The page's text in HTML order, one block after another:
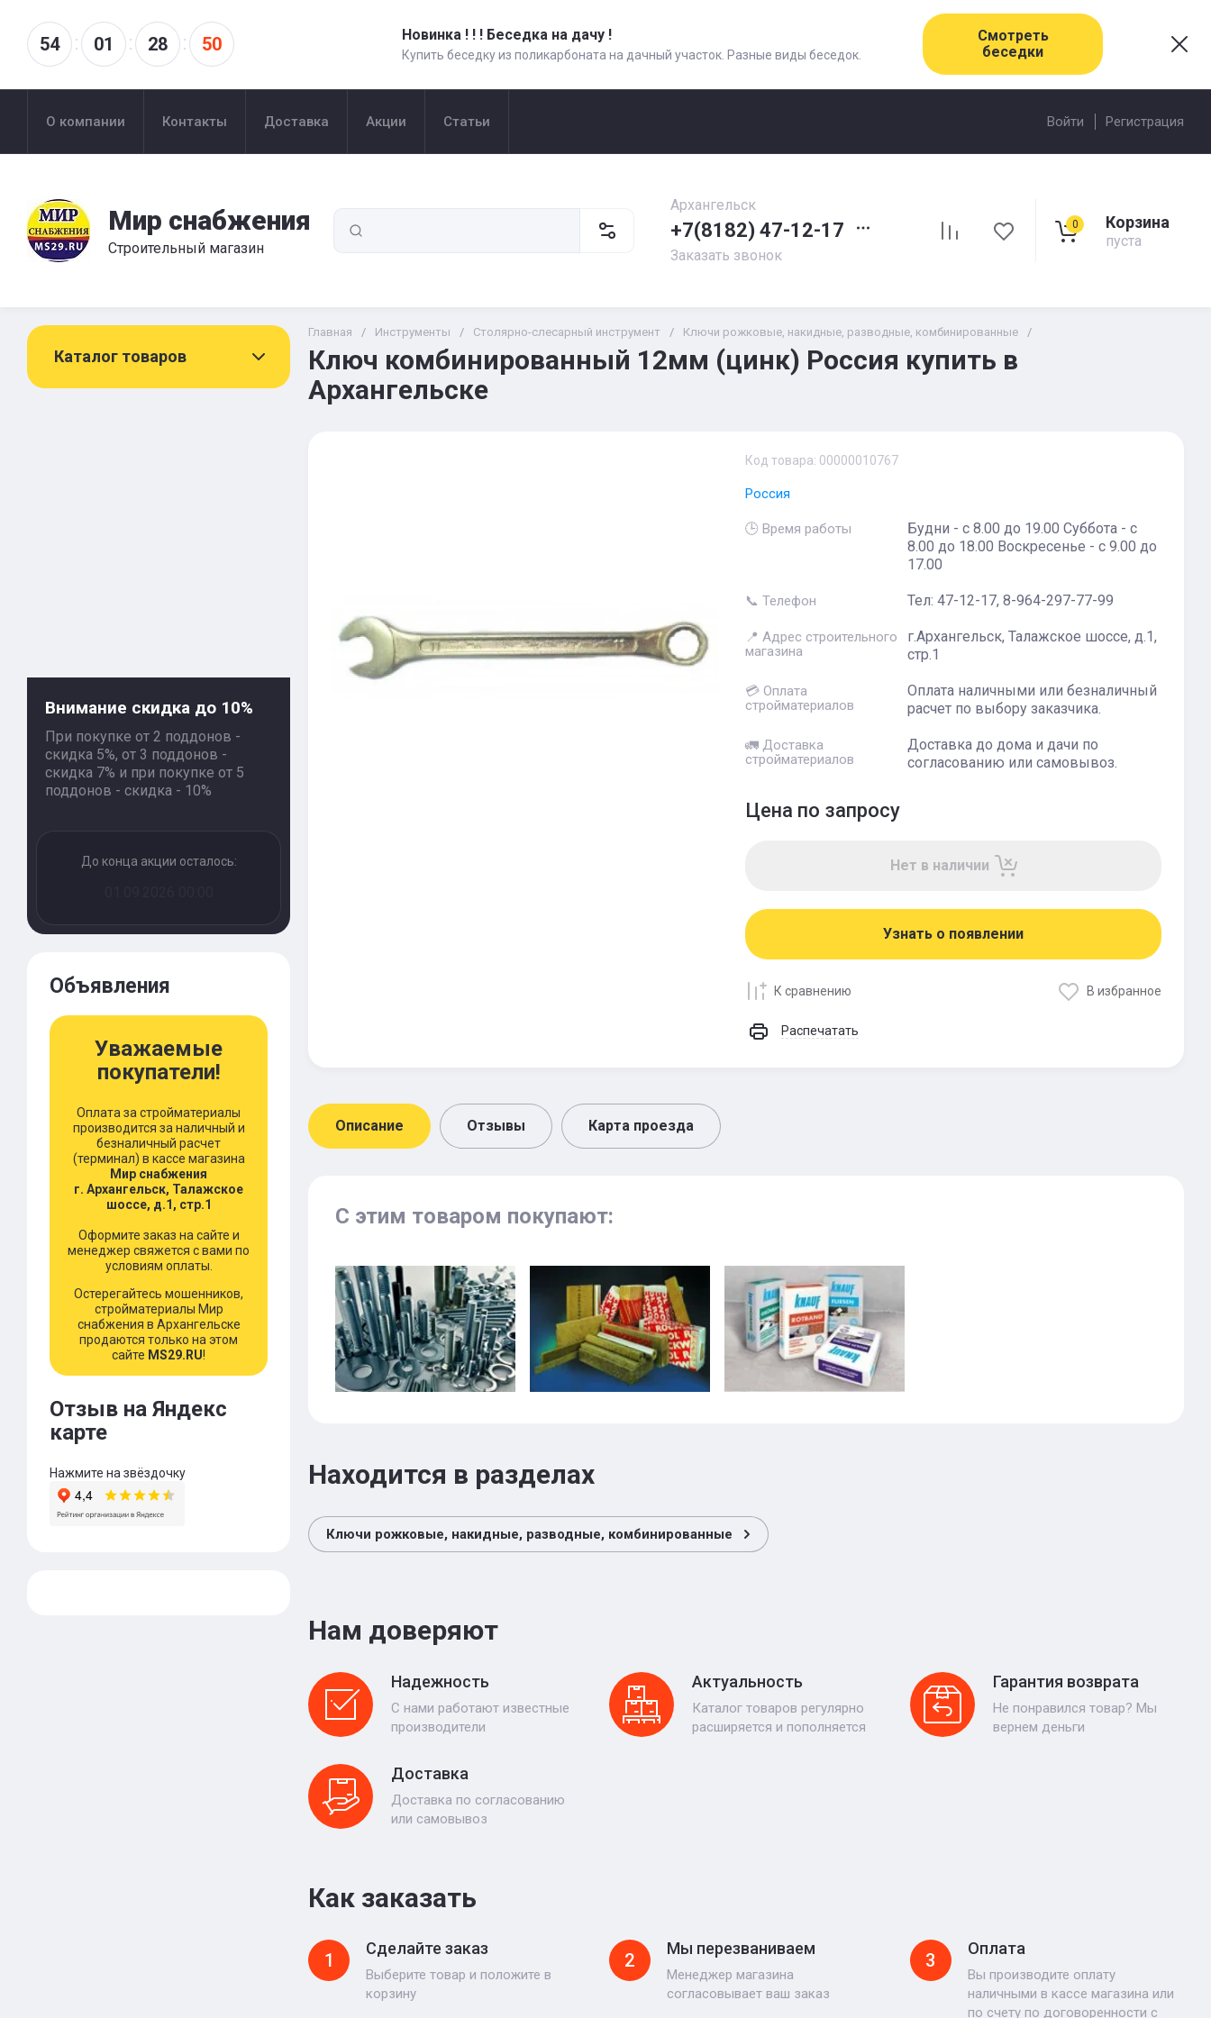
54 01 28 49 Новинка ! ! ! Беседка на дачу !
Купить беседку из поликарбоната на дачный участок. Разные виды беседок.
Смотреть
беседки
О компании Контакты Доставка Акции Статьи Войти Регистрация
Мир снабжения
Строительный магазин
Архангельск
+7(8182) 47-12-17
Заказать звонок
0 Корзина
пуста
Каталог товаров
Внимание скидка до 10%
При покупке от 2 поддонов -
скидка 5%, от 3 поддонов -
скидка 7% и при покупке от 5
поддонов - скидка - 10%
До конца акции осталось:
Объявления
Уважаемые
покупатели!
Оплата за стройматериалы
производится за наличный и
безналичный расчет
(терминал) в кассе магазина
Мир снабжения
г. Архангельск, Талажское
шоссе, д.1, стр.1
Оформите заказ на сайте и
менеджер свяжется с вами по
условиям оплаты.
Остерегайтесь мошенников,
стройматериалы Мир
снабжения в Архангельске
продаются только на этом
сайте MS29.RU!
Отзыв на Яндекс
карте
Нажмите на звёздочку
Главная / Инструменты / Столярно-слесарный инструмент / Ключи рожковые, накидные, разводные, комбинированные /
Ключ комбинированный 12мм (цинк) Россия купить в
Архангельске
Код товара: 00000010767
Россия
🕒 Время работы
Будни - с 8.00 до 19.00 Суббота - с
8.00 до 18.00 Воскресенье - с 9.00 до
17.00
📞 Телефон Тел: 47-12-17, 8-964-297-77-99
📍 Адрес строительного
магазина
г.Архангельск, Талажское шоссе, д.1,
стр.1
💳 Оплата
стройматериалов
Оплата наличными или безналичный
расчет по выбору заказчика.
🚛 Доставка
стройматериалов
Доставка до дома и дачи по
согласованию или самовывоз.
Цена по запросу
Нет в наличии
Узнать о появлении
К сравнению В избранное
Распечатать
Описание Отзывы Карта проезда
С этим товаром покупают:
Находится в разделах
Ключи рожковые, накидные, разводные, комбинированные
Нам доверяют
Надежность
С нами работают известные
производители
Актуальность
Каталог товаров регулярно
расширяется и пополняется
Гарантия возврата
Не понравился товар? Мы
вернем деньги
Доставка
Доставка по согласованию
или самовывоз
Как заказать
1
Сделайте заказ
Выберите товар и положите в
корзину
2
Мы перезваниваем
Менеджер магазина
согласовывает ваш заказ
3
Оплата
Вы производите оплату
наличными в кассе магазина или
по счету по договоренности с